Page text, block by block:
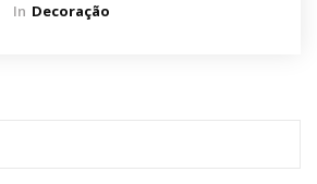
In Decoração